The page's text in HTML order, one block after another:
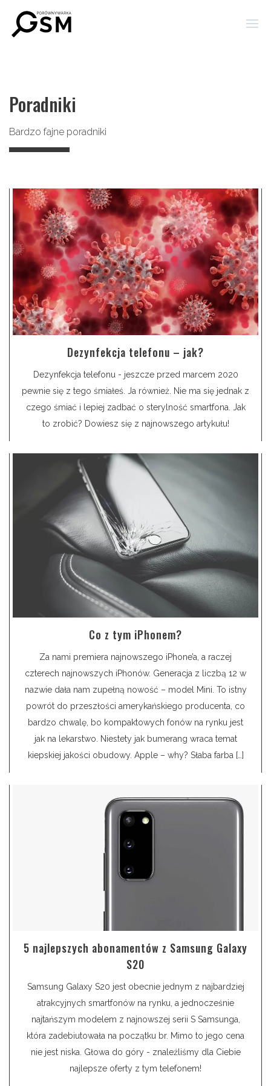
Dezynfekcja telefonu – jak?
Dezynfekcja telefonu - jeszcze przed marcem 2020
pewnie się z tego śmiałeś. Ja również. Nie ma się jednak z
czego śmiać i lepiej zadbać o sterylność smartfona. Jak
to zrobić? Dowiesz się z najnowszego artykułu!
Co z tym iPhonem?
Za nami premiera najnowszego iPhone’a, a raczej
czterech najnowszych iPhonów. Generacja z liczbą 12 w
nazwie dała nam zupełną nowość – model Mini. To istny
powrót do przeszłości amerykańskiego producenta, co
bardzo chwalę, bo kompaktowych fonów na rynku jest
jak na lekarstwo. Niestety jak bumerang wraca temat
kiepskiej jakości obudowy. Apple – why? Słaba farba […]
5 najlepszych abonamentów z Samsung Galaxy
S20
Samsung Galaxy S20 jest obecnie jednym z najbardziej
atrakcyjnych smartfonów na rynku, a jednocześnie
najtańszym modelem z najnowszej serii S Samsunga,
która zadebiutowała na początku br. Mimo to jego cena
nie jest niska. Głowa do góry - znaleźliśmy dla Ciebie
najlepsze oferty z tym telefonem!
Poradniki
Bardzo fajne poradniki